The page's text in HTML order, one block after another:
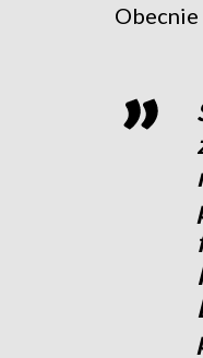
Obecnie